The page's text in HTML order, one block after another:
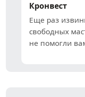
Кронвест
Еще раз
свободных
не помогли